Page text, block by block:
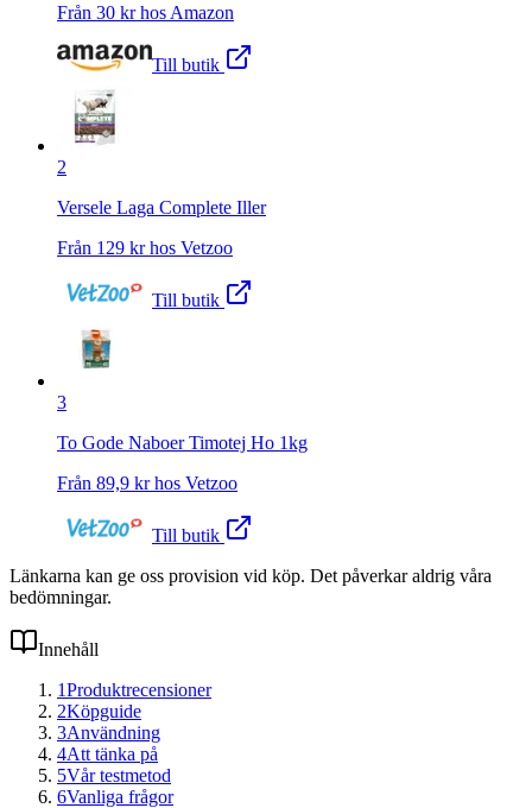
Från 30 kr hos Amazon
Till butik
2
Versele Laga Complete Iller
Från 129 kr hos Vetzoo
Till butik
3
To Gode Naboer Timotej Ho 1kg
Från 89,9 kr hos Vetzoo
Till butik
Länkarna kan ge oss provision vid köp. Det påverkar aldrig våra
bedömningar.
Innehåll
1Produktrecensioner
2Köpguide
3Användning
4Att tänka på
5Vår testmetod
6Vanliga frågor